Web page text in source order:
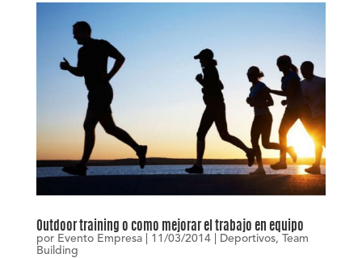
Outdoor training o como mejorar el trabajo en equipo
por Evento Empresa| 11/03/2014| Deportivos, Team
Building